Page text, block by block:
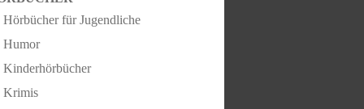
Hörbücher für Jugendliche
Humor
Kinderhörbücher
Krimis